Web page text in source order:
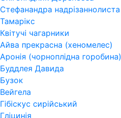
Стефанандра надрізаннолиста
Тамарікс
Квітучі чагарники
Айва прекрасна (хеномелес)
Аронія (чорноплідна горобина)
Буддлея Давида
Бузок
Вейгела
Гібіскус сирійський
Гліцинія